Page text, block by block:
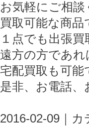
お気軽にご相談
買取可能な商品
１点でも出張買
遠方の方であれ
宅配買取も可能
是非、お電話
2016-02-09｜カ